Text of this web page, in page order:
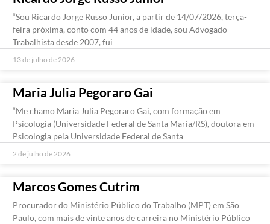
“Sou Ricardo Jorge Russo Junior, a partir de 14/07/2026, terça-
feira próxima, conto com 44 anos de idade, sou Advogado
Trabalhista desde 2007, fui
13 de julho de 2026
Maria Julia Pegoraro Gai
“Me chamo Maria Julia Pegoraro Gai, com formação em
Psicologia (Universidade Federal de Santa Maria/RS), doutora em
Psicologia pela Universidade Federal de Santa
2 de julho de 2026
Marcos Gomes Cutrim
Procurador do Ministério Público do Trabalho (MPT) em São
Paulo, com mais de vinte anos de carreira no Ministério Público